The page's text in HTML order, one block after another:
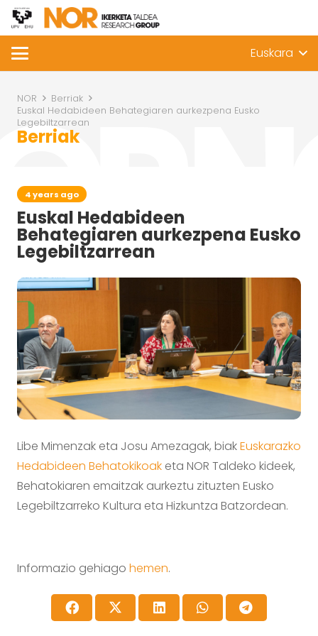
Euskara
NOR
Berriak
Euskal Hedabideen Behategiaren aurkezpena Eusko
Legebiltzarrean
Berriak
4 years ago
Euskal Hedabideen
Behategiaren aurkezpena Eusko
Legebiltzarrean
Libe Mimenzak eta Josu Amezagak, biakEuskarazko
Hedabideen Behatokikoak eta NOR Taldeko kideek,
Behatokiaren emaitzak aurkeztu zituzten Eusko
Legebiltzarreko Kultura eta Hizkuntza Batzordean.
Informazio gehiago hemen.